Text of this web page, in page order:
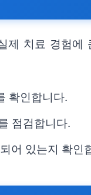
치료 경험에
확인합니다.
점검합니다.
어 있는지 확인